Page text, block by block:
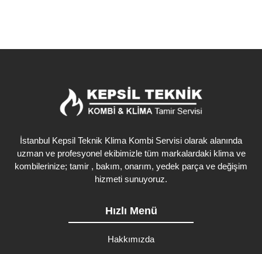
İstanbul Kepsil Teknik Klima Kombi Servisi olarak alanında
uzman ve profesyonel ekibimizle tüm markalardaki klima ve
kombilerinize; tamir , bakım, onarım, yedek parça ve değişim
hizmeti sunuyoruz.
Hızlı Menü
Hakkımızda